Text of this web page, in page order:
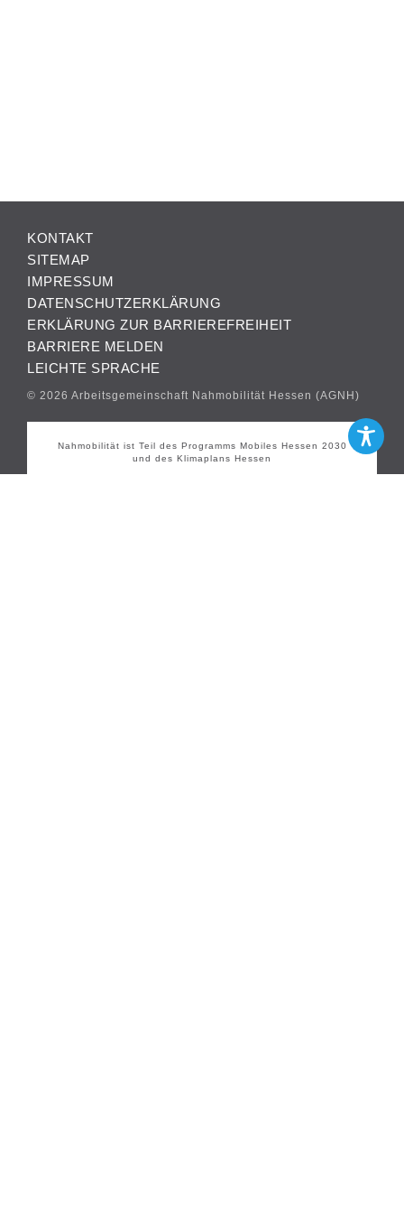
KONTAKT
SITEMAP
IMPRESSUM
DATENSCHUTZERKLÄRUNG
ERKLÄRUNG ZUR BARRIEREFREIHEIT
BARRIERE MELDEN
LEICHTE SPRACHE
© 2026 Arbeitsgemeinschaft Nahmobilität Hessen (AGNH)
Nahmobilität ist Teil des Programms Mobiles Hessen 2030
und des Klimaplans Hessen